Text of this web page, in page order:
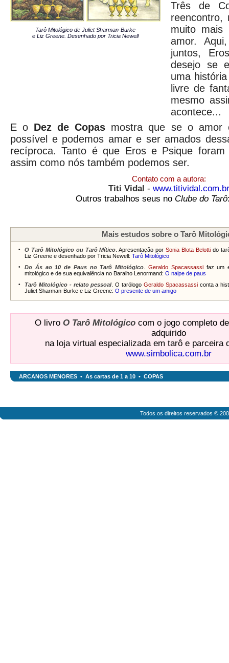
Tarô Mitológico de Juliet Sharman-Burke
e Liz Greene. Desenhado por Tricia Newell
Três de
reencontro,
muito mais
amor.
juntos,
desejo se
uma
livre de
mesmo
acontece...
E o Dez de Copas mostra que se o amor
possível e podemos amar e ser amados
recíproca. Tanto é que Eros e Psique foram
assim como nós também podemos ser.
Contato com a autora:
Titi Vidal - www.titividal.com.br
Outros trabalhos seus no Clube do Tarô
Mais estudos sobre o Tarô
• O Tarô Mitológicoou Tarô Mítico . Apresentação porSonia Blota Belottido
Liz Greene e desenhado por Tricia Newell: Tarô Mitológico
• Do Ás ao 10 de Paus no Tarô Mitológico .Geraldo Spacassassifaz um
mitológico e de sua equivalência no Baralho Lenormand: O naipe de paus
• Tarô Mitológico - relato pessoal. O tarólogo Geraldo Spacassassiconta a
Juliet Sharman-Burke e Liz Greene: O presente de um amigo
O livro O Tarô Mitológicocom o jogo completo
adquirido
na loja virtual especializada em tarô e parceira
www.simbolica.com.br
ARCANOS MENORES • As cartas de 1 a 10 • COPAS
Todos os direitos reservados ©